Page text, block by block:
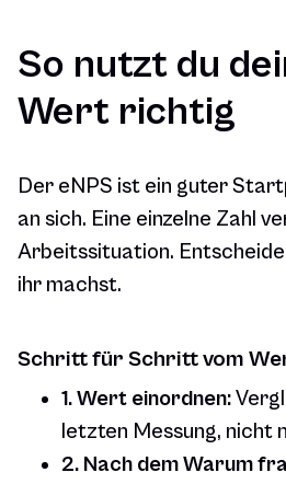
So nutzt du
Wert richtig
Der eNPS ist ein guter
an sich. Eine einzelne Zahl
Arbeitssituation.
ihr machst.
Schritt für Schritt vom
1. Wert einordnen:
letzten Messung, nicht
2. Nach dem Warum